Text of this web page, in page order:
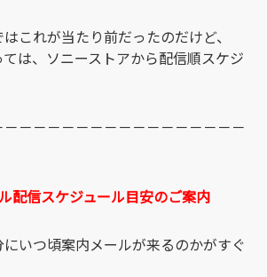
これが当たり前だったのだけど、
は、ソニーストアから配信順スケジ
－－－－－－－－－－－－－－－－
配信スケジュール目安のご案内
いつ頃案内メールが来るのかがすぐ